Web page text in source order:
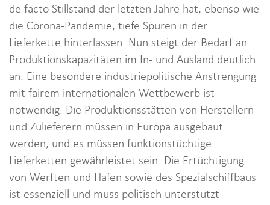
de facto Stillstand der letzten Jahre hat, ebenso wie
die Corona-Pandemie, tiefe Spuren in der
Lieferkette hinterlassen. Nun steigt der Bedarf an
Produktionskapazitäten im In- und Ausland deutlich
an. Eine besondere industriepolitische Anstrengung
mit fairem internationalen Wettbewerb ist
notwendig. Die Produktionsstätten von Herstellern
und Zulieferern müssen in Europa ausgebaut
werden, und es müssen funktionstüchtige
Lieferketten gewährleistet sein. Die Ertüchtigung
von Werften und Häfen sowie des Spezialschiffbaus
ist essenziell und muss politisch unterstützt